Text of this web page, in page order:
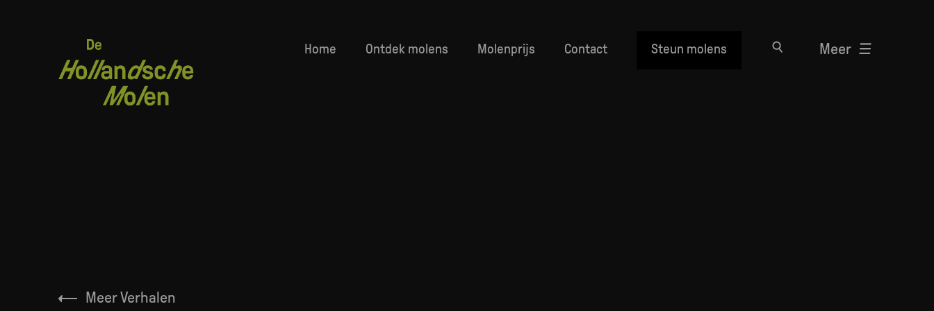
Hoofdnavigatie
Home Ontdek molens Molenprijs Contact Steun molens Meer
Meer Verhalen